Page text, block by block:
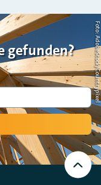
gefunden? Foto: AdobeStock/Countrypixel
Nach
oben
Scrollen